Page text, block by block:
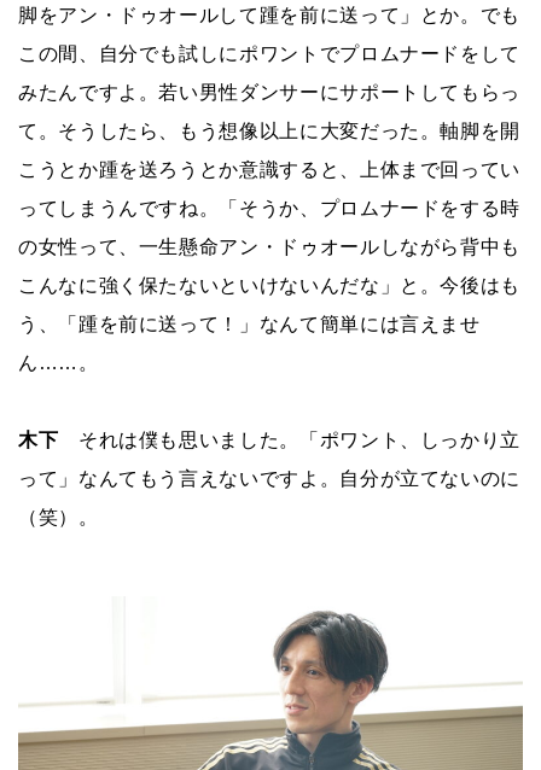
脚をアン・ドゥオールして踵を前に送って」とか。でも
この間、自分でも試しにポワントでプロムナードをして
みたんですよ。若い男性ダンサーにサポートしてもらっ
て。そうしたら、もう想像以上に大変だった。軸脚を開
こうとか踵を送ろうとか意識すると、上体まで回ってい
ってしまうんですね。「そうか、プロムナードをする時
の女性って、一生懸命アン・ドゥオールしながら背中も
こんなに強く保たないといけないんだな」と。今後はも
う、「踵を前に送って！」なんて簡単には言えませ
ん……。
木下 それは僕も思いました。「ポワント、しっかり立
って」なんてもう言えないですよ。自分が立てないのに
（笑）。